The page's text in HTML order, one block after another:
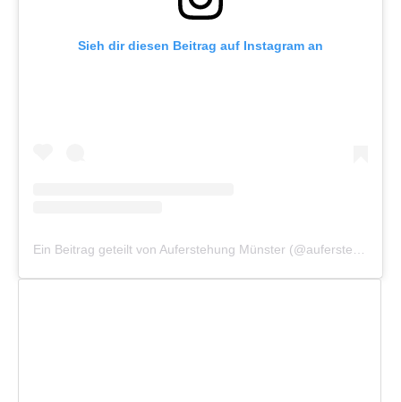
Sieh dir diesen Beitrag auf Instagram an
Ein Beitrag geteilt von Auferstehung Münster (@auferstehung_muenster)